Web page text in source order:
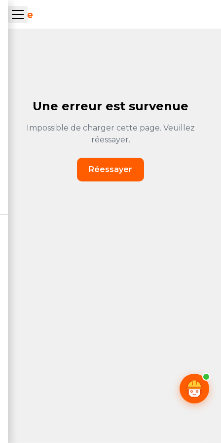
Skip to main content
Une erreur est survenue
Impossible de charger cette page. Veuillez
réessayer.
Réessayer